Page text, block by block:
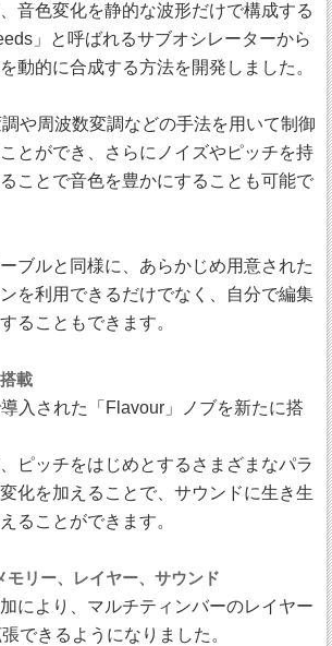
音色変化を静的な波形だけで構成する
」と呼ばれるサブオシレーターから
動的に合成する方法を開発しました。
や周波数変調などの手法を用いて制御
とができ、さらにノイズやピッチを持
ことで音色を豊かにすることも可能で
ブルと同様に、あらかじめ用意された
を利用できるだけでなく、自分で編集
ることもできます。
載
入された「Flavour」ノブを新たに搭
ピッチをはじめとするさまざまなパラ
化を加えることで、サウンドに生き生
ることができます。
モリー、レイヤー、サウンド
により、マルチティンバーのレイヤー
できるようになりました。